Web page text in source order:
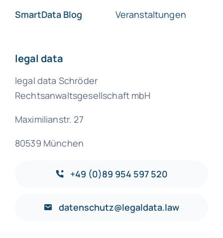
SmartData Blog
Veranstaltungen
legal data
legal data Schröder
Rechtsanwaltsgesellschaft mbH
Maximilianstr. 27
80539 München
+49 (0)89 954 597 520
datenschutz@legaldata.law